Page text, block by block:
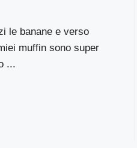
le banane e verso
muffin sono super
...